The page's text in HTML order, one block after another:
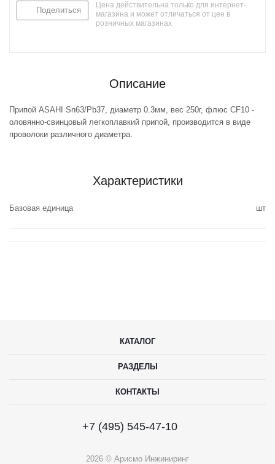
Поделиться
Цена действительна только для интернет-
магазина и может отличаться от цен в
розничных магазинах
Описание
Припой ASAHI Sn63/Pb37, диаметр 0.3мм, вес 250г, флюс CF10 -
оловянно-свинцовый легкоплавкий припой, производится в виде
проволоки различного диаметра.
Характеристики
Базовая единица шт
КАТАЛОГ
РАЗДЕЛЫ
КОНТАКТЫ
+7 (495) 545-47-10
2026 © Арисмо Инжиниринг